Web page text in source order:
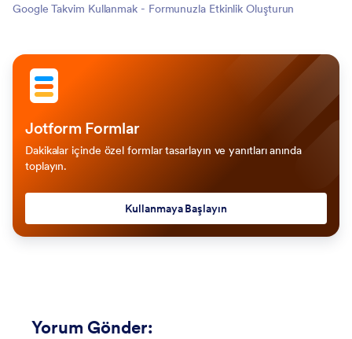
Google Takvim Kullanmak - Formunuzla Etkinlik Oluşturun
Jotform Formlar
Dakikalar içinde özel formlar tasarlayın ve yanıtları anında
toplayın.
Kullanmaya Başlayın
Yorum Gönder: